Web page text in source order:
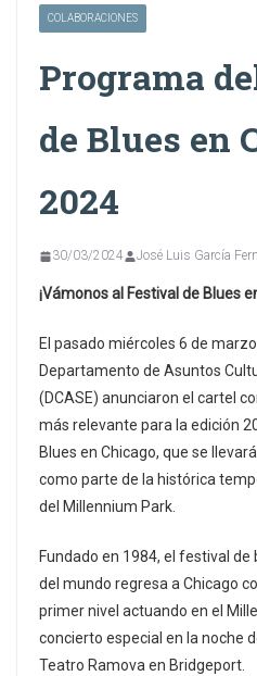
COLABORACIONES
Programa
de Blues en
2024
30/03/2024 José Luis García
¡Vámonos al Festival de Blues
El pasado miércoles 6 de
Departamento de Asuntos
(DCASE) anunciaron el cartel
más relevante para la edición
Blues en Chicago, que se
como parte de la histórica
del Millennium Park.
Fundado en 1984, el festival
del mundo regresa a Chicago
primer nivel actuando en el
concierto especial en la noche
Teatro Ramova en Bridgeport.